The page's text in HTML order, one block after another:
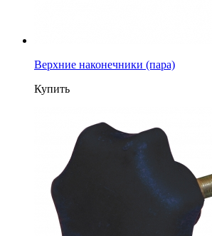
Верхние наконечники (пара)
Купить